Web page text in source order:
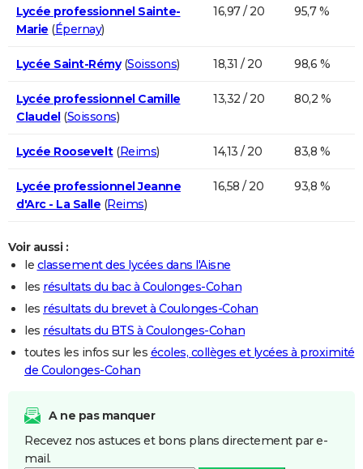
Lycée professionnel Sainte-
Marie (Épernay)
16,97 / 20 95,7 %
Lycée Saint-Rémy(Soissons) 18,31 / 20 98,6 %
Lycée professionnel Camille
Claudel(Soissons)
13,32 / 20 80,2 %
Lycée Roosevelt(Reims) 14,13 / 20 83,8 %
Lycée professionnel Jeanne
d'Arc - La Salle (Reims)
16,58 / 20 93,8 %
Voir aussi :
le classement des lycées dans l'Aisne
les résultats du bac à Coulonges-Cohan
les résultats du brevet à Coulonges-Cohan
les résultats du BTS à Coulonges-Cohan
toutes les infos sur les écoles, collèges et lycées à proximité
de Coulonges-Cohan
A ne pas manquer
Recevez nos astuces et bons plans directement par e-
mail.